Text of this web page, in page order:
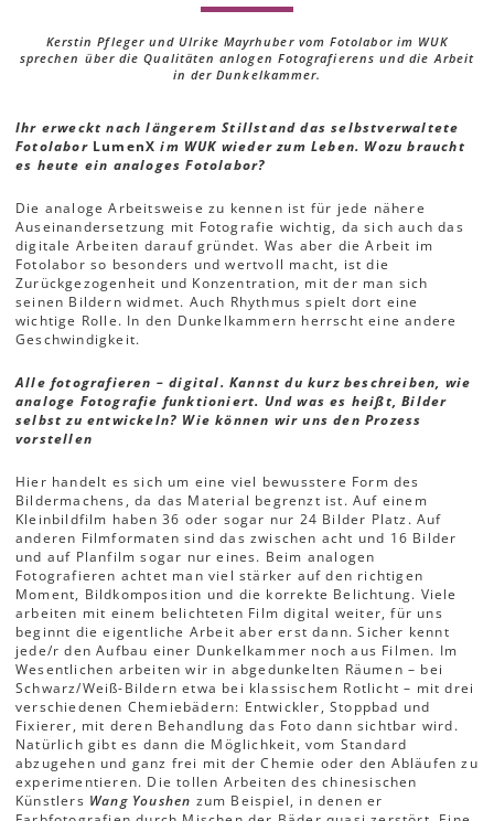
Kerstin Pfleger und Ulrike Mayrhuber vom Fotolabor im WUK
sprechen über die Qualitäten anlogen Fotografierens und die Arbeit
in der Dunkelkammer.
Ihr erweckt nach längerem Stillstand das selbstverwaltete
Fotolabor LumenX im WUK wieder zum Leben. Wozu braucht
es heute ein analoges Fotolabor?
Die analoge Arbeitsweise zu kennen ist für jede nähere
Auseinandersetzung mit Fotografie wichtig, da sich auch das
digitale Arbeiten darauf gründet. Was aber die Arbeit im
Fotolabor so besonders und wertvoll macht, ist die
Zurückgezogenheit und Konzentration, mit der man sich
seinen Bildern widmet. Auch Rhythmus spielt dort eine
wichtige Rolle. In den Dunkelkammern herrscht eine andere
Geschwindigkeit.
Alle fotografieren – digital. Kannst du kurz beschreiben, wie
analoge Fotografie funktioniert. Und was es heißt, Bilder
selbst zu entwickeln? Wie können wir uns den Prozess
vorstellen
Hier handelt es sich um eine viel bewusstere Form des
Bildermachens, da das Material begrenzt ist. Auf einem
Kleinbildfilm haben 36 oder sogar nur 24 Bilder Platz. Auf
anderen Filmformaten sind das zwischen acht und 16 Bilder
und auf Planfilm sogar nur eines. Beim analogen
Fotografieren achtet man viel stärker auf den richtigen
Moment, Bildkomposition und die korrekte Belichtung. Viele
arbeiten mit einem belichteten Film digital weiter, für uns
beginnt die eigentliche Arbeit aber erst dann. Sicher kennt
jede/r den Aufbau einer Dunkelkammer noch aus Filmen. Im
Wesentlichen arbeiten wir in abgedunkelten Räumen – bei
Schwarz/Weiß-Bildern etwa bei klassischem Rotlicht – mit drei
verschiedenen Chemiebädern: Entwickler, Stoppbad und
Fixierer, mit deren Behandlung das Foto dann sichtbar wird.
Natürlich gibt es dann die Möglichkeit, vom Standard
abzugehen und ganz frei mit der Chemie oder den Abläufen zu
experimentieren. Die tollen Arbeiten des chinesischen
Künstlers Wang Youshen zum Beispiel, in denen er